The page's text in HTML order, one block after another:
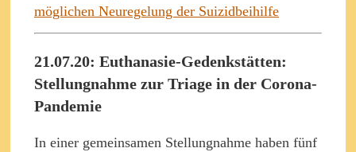
möglichen Neuregelung der Suizidbeihilfe
21.07.20: Euthanasie-Gedenkstätten:
Stellungnahme zur Triage in der Corona-
Pandemie
In einer gemeinsamen Stellungnahme haben fünf